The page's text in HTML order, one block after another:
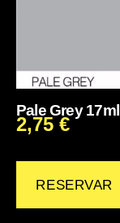
Pale Grey 17ml
2,75 €
RESERVAR